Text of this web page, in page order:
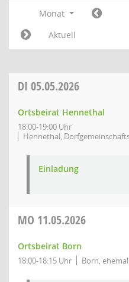
Monat
Aktuell
DI 05.05.2026
Ortsbeirat Hennethal
18:00-19:00 Uhr
Hennethal,
Einladung
MO 11.05.2026
Ortsbeirat Born
18:00-18:15 Uhr Born,